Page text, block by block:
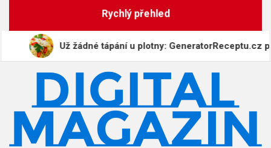
Rychlý přehled
Už žádné tápání u plotny: GeneratorReceptu.cz